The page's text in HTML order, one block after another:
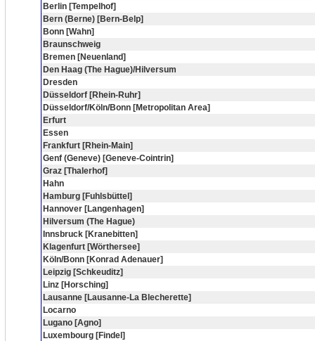
Berlin [Tempelhof]
Bern (Berne) [Bern-Belp]
Bonn [Wahn]
Braunschweig
Bremen [Neuenland]
Den Haag (The Hague)/Hilversum
Dresden
Düsseldorf [Rhein-Ruhr]
Düsseldorf/Köln/Bonn [Metropolitan Area]
Erfurt
Essen
Frankfurt [Rhein-Main]
Genf (Geneve) [Geneve-Cointrin]
Graz [Thalerhof]
Hahn
Hamburg [Fuhlsbüttel]
Hannover [Langenhagen]
Hilversum (The Hague)
Innsbruck [Kranebitten]
Klagenfurt [Wörthersee]
Köln/Bonn [Konrad Adenauer]
Leipzig [Schkeuditz]
Linz [Horsching]
Lausanne [Lausanne-La Blecherette]
Locarno
Lugano [Agno]
Luxembourg [Findel]